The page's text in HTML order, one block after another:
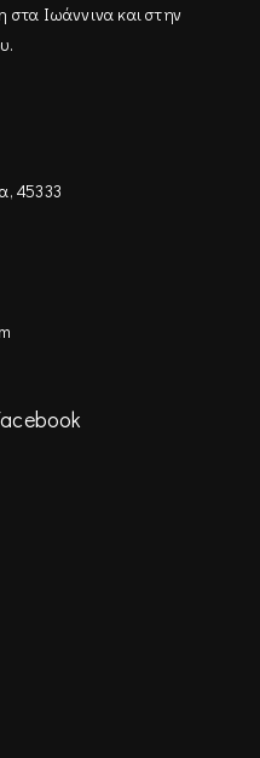
Ιωάννινα και στην
45333